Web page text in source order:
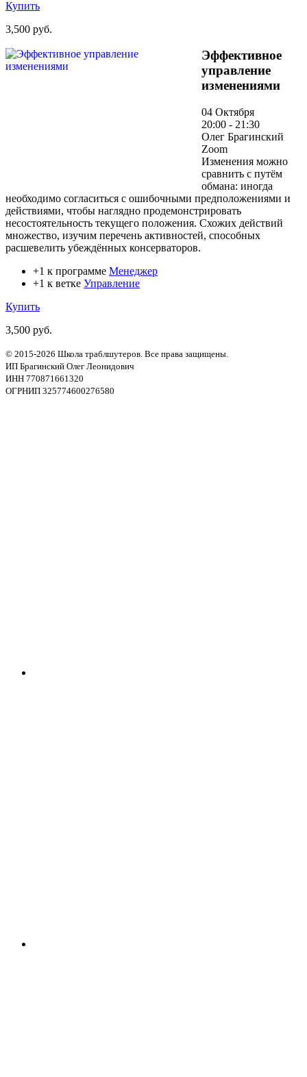
Купить
3,500 руб.
Эффективное
управление
изменениями
04 Октября
20:00 - 21:30
Олег Брагинский
Zoom
Изменения можно
сравнить с путём
обмана: иногда
необходимо согласиться с ошибочными предположениями и
действиями, чтобы наглядно продемонстрировать
несостоятельность текущего положения. Схожих действий
множество, изучим перечень активностей, способных
расшевелить убеждённых консерваторов.
+1 к программе Менеджер
+1 к ветке Управление
Купить
3,500 руб.
© 2015-2026 Школа траблшутеров. Все права защищены.
ИП Брагинский Олег Леонидович
ИНН 770871661320
ОГРНИП 325774600276580